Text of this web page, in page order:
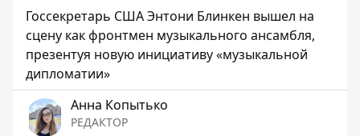
Госсекретарь США Энтони Блинкен вышел на
сцену как фронтмен музыкального ансамбля,
презентуя новую инициативу «музыкальной
дипломатии»
Анна Копытько
РЕДАКТОР